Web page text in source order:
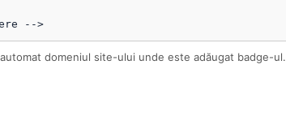
-->
domeniul site-ului unde este adăugat badge-ul.